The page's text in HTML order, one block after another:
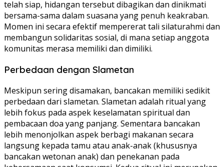
telah siap, hidangan tersebut dibagikan dan dinikmati
bersama-sama dalam suasana yang penuh keakraban.
Momen ini secara efektif mempererat tali silaturahmi dan
membangun solidaritas sosial, di mana setiap anggota
komunitas merasa memiliki dan dimiliki.
Perbedaan dengan Slametan
Meskipun sering disamakan, bancakan memiliki sedikit
perbedaan dari slametan. Slametan adalah ritual yang
lebih fokus pada aspek keselamatan spiritual dan
pembacaan doa yang panjang. Sementara bancakan
lebih menonjolkan aspek berbagi makanan secara
langsung kepada tamu atau anak-anak (khususnya
bancakan wetonan anak) dan penekanan pada